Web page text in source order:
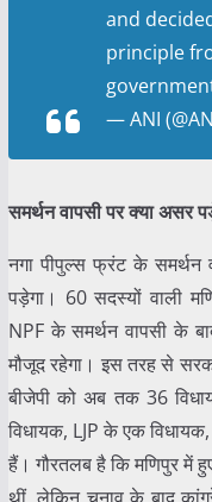
and
principle
— ANI
समर्थन वापसी पर क्या असर
नगा पीपुल्स फ्रंट के समर्थन
पड़ेगा। 60 सदस्यों वाली
NPF के समर्थन वापसी के
मौजूद रहेगा। इस तरह से
बीजेपी को अब तक 36
विधायक, LJP के एक
हैं। गौरतलब है कि मणिपुर में
थीं, लेकिन चुनाव के बाद